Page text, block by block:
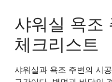
샤워실 욕조
체크리스트
샤워실과 욕조 주변의 시